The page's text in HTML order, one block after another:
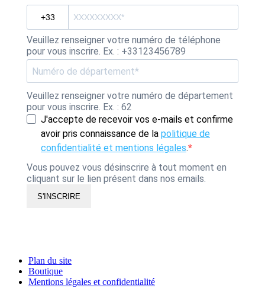
Veuillez renseigner votre numéro de téléphone
pour vous inscrire. Ex. : +33123456789
Veuillez renseigner votre numéro de département
pour vous inscrire. Ex. : 62
J'accepte de recevoir vos e-mails et confirme
avoir pris connaissance de la politique de
confidentialité et mentions légales.
Vous pouvez vous désinscrire à tout moment en
cliquant sur le lien présent dans nos emails.
S'INSCRIRE
Plan du site
Boutique
Mentions légales et confidentialité